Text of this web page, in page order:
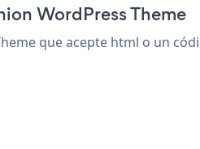
WordPress Theme
que acepte html o un